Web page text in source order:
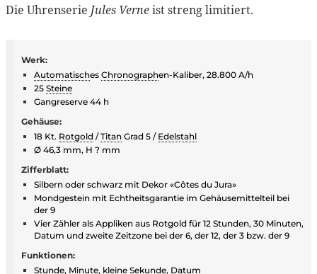
Die Uhrenserie Jules Verneist streng limitiert.
Werk:
Automatisches Chronographen-Kaliber, 28.800 A/h
25 Steine
Gangreserve 44 h
Gehäuse:
18 Kt. Rotgold /Titan Grad 5 / Edelstahl
Ø 46,3 mm, H ? mm
Zifferblatt:
Silbern oder schwarz mit Dekor «Côtes du Jura»
Mondgestein mit Echtheitsgarantie im Gehäusemittelteil bei
der 9
Vier Zähler als Appliken aus Rotgold für 12 Stunden, 30 Minuten,
Datum und zweite Zeitzone bei der 6, der 12, der 3 bzw. der 9
Funktionen:
Stunde, Minute, kleine Sekunde, Datum